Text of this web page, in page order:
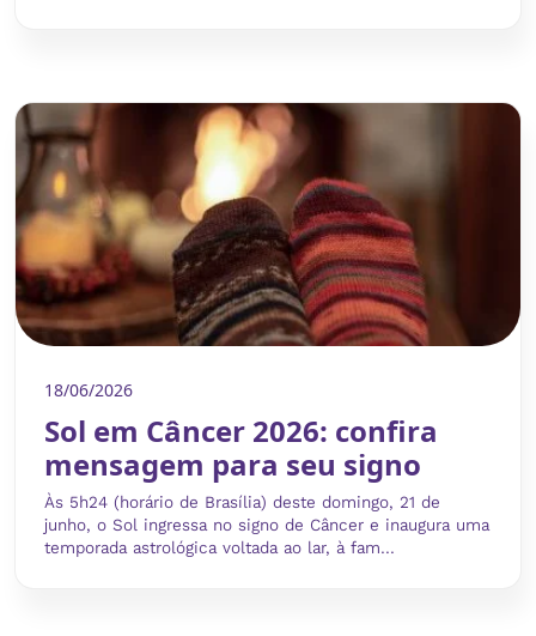
18/06/2026
Sol em Câncer 2026: confira
mensagem para seu signo
Às 5h24 (horário de Brasília) deste domingo, 21 de
junho, o Sol ingressa no signo de Câncer e inaugura uma
temporada astrológica voltada ao lar, à fam...